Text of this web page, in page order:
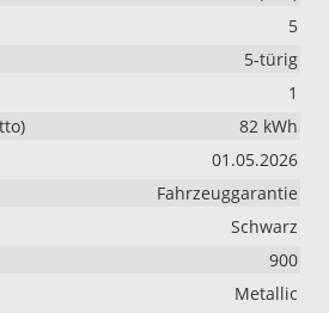
5
5-türig
1
82 kWh
01.05.2026
Fahrzeuggarantie
Schwarz
900
Metallic